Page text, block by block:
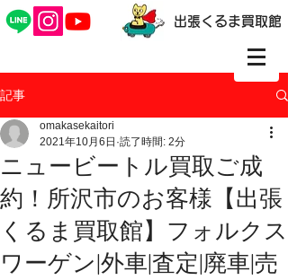
出張くるま買取館
記事
ニュービートル買取ご成
約！所沢市のお客様【出張
くるま買取館】フォルクス
ワーゲン|外車|査定|廃車|売
omakasekaitori
2021年10月6日 読了時間: 2分